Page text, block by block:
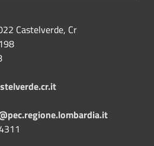
Castelverde, Cr